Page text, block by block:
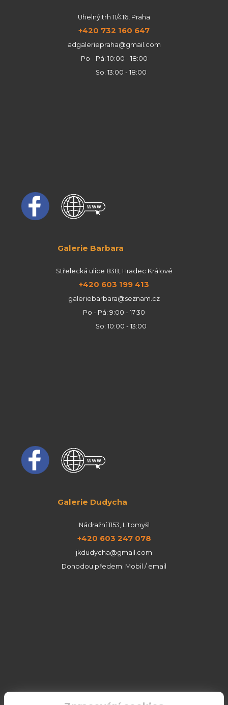
Uhelný trh 11/416, Praha
+420 732 160 647
adgaleriepraha@gmail.com
Po - Pá: 10:00 - 18:00
So: 13:00 - 18:00
Galerie Barbara
Střelecká ulice 838, Hradec Králové
+420 603 199 413
galeriebarbara@seznam.cz
Po - Pá: 9:00 - 17:30
So: 10:00 - 13:00
Galerie Dudycha
Nádražní 1153, Litomyšl
+420 603 247 078
jkdudycha@gmail.com
Dohodou předem: Mobil / email